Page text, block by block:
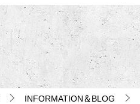
INFORMATION＆BLOG